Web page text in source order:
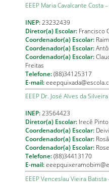
EEEP Maria Cavalcante Costa
INEP: 23232439
Diretor(a) Escolar: Francisco
Coordenador(a) Escolar:
Coordenador(a) Escolar:
Coordenador(a) Escolar:
Freitas
Telefone:(88)34125317
E-mail:
EEEP Dr. José Alves da
INEP:23564423
Diretor(a) Escolar: Irecê
Coordenador(a) Escolar:
Coordenador(a) Escolar:
Coordenador(a) Escolar:
Telefone:(88)34413170
E-mail:
EEEP Venceslau Vieira Batista